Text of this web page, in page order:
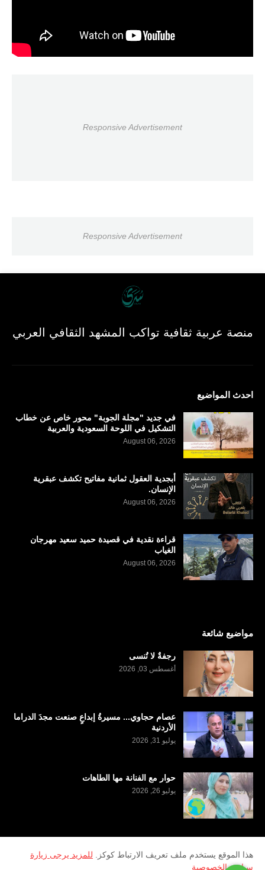
Responsive Advertisement
Responsive Advertisement
منصة عربية ثقافية تواكب المشهد الثقافي العربي
احدث المواضيع
في جديد "مجلة الجوبة" محور خاص عن خطاب
التشكيل في اللوحة السعودية والعربية
August 06, 2026
أبجدية العقول ثمانية مفاتيح تكشف عبقرية
الإنسان.
August 06, 2026
قراءة نقدية في قصيدة حميد سعيد مهرجان
الغياب
August 06, 2026
مواضيع شائعة
رجفةٌ لا تُنسى
أغسطس 03, 2026
عصام حجاوي... مسيرةُ إبداعٍ صنعت مجدَ الدراما
الأردنية
يوليو 31, 2026
حوار مع الفنانة مها الطاهات
يوليو 26, 2026
هذا الموقع يستخدم ملف تعريف الارتباط كوكز. للمزيد يرجى زيارة
سياسة الخصوصية